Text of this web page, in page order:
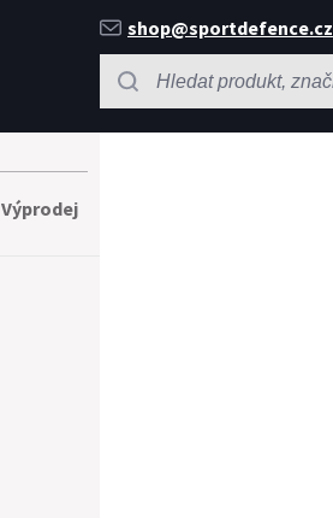
shop@sportdefence.cz
Výprodej